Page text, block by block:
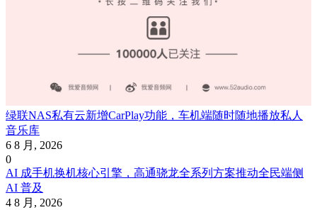
绿联NAS私有云新增CarPlay功能，车机端随时随地播放私人
音乐库
6 8 月, 2026
0
AI 成手机换机核心引擎，高通骁龙全系列方案推动全民端侧
AI 普及
4 8 月, 2026